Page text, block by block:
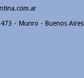
- Munro - Buenos Aires